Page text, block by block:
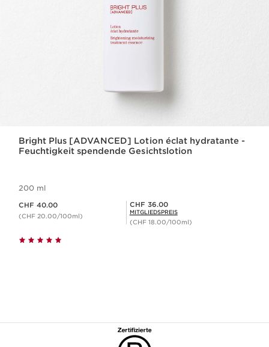
Bright Plus [ADVANCED] Lotion éclat hydratante -
Feuchtigkeit spendende Gesichtslotion
200 ml
CHF 40.00
(CHF 20.00/100ml)
Mitgliederpreis CHF 36.00
CHF 36.00
MITGLIEDSPREIS
(CHF 18.00/100ml)